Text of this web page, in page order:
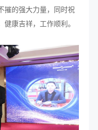
摧的强大力量，同时祝
康吉祥，工作顺利。